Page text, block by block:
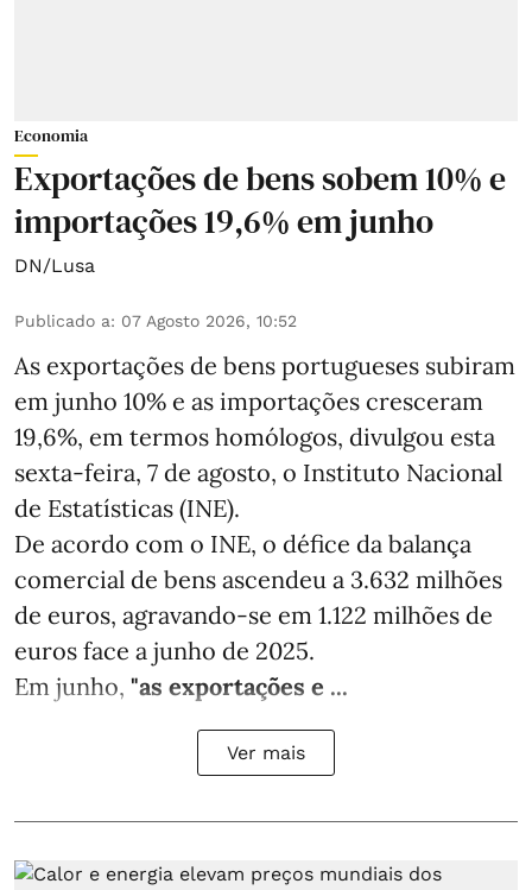
Economia
Exportações de bens sobem 10% e
importações 19,6% em junho
DN/Lusa
Publicado a: 07 Agosto 2026, 10:52
As exportações de bens portugueses subiram
em junho 10% e as importações cresceram
19,6%, em termos homólogos, divulgou esta
sexta-feira, 7 de agosto, o Instituto Nacional
de Estatísticas (INE).
De acordo com o INE, o défice da balança
comercial de bens ascendeu a 3.632 milhões
de euros, agravando-se em 1.122 milhões de
euros face a junho de 2025.
Em junho, "as exportações e ...
Ver mais